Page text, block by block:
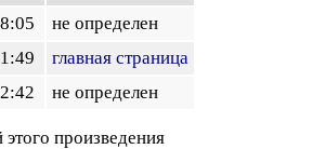
не определен
главная страница
не определен
этого произведения